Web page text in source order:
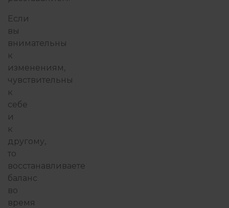
Если
вы
внимательны
к
изменениям,
чувствительны
к
себе
и
к
другому,
то
восстанавливаете
баланс
во
время